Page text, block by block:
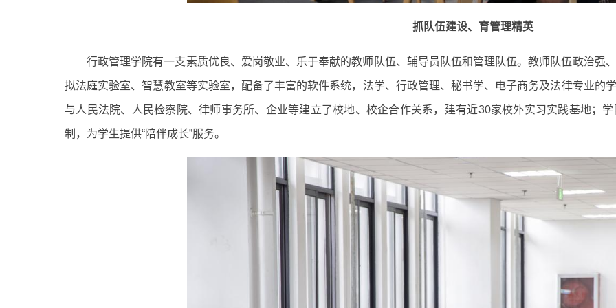
抓队伍建设、育管理精英
行政管理学院有一支素质优良、爱岗敬业、乐于奉献的教师队伍、辅导员队伍和管理队伍。教师队伍政治强
拟法庭实验室、智慧教室等实验室，配备了丰富的软件系统，法学、行政管理、秘书学、电子商务及法律专业的
与人民法院、人民检察院、律师事务所、企业等建立了校地、校企合作关系，建有近30家校外实习实践基地；
制，为学生提供“陪伴成长”服务。